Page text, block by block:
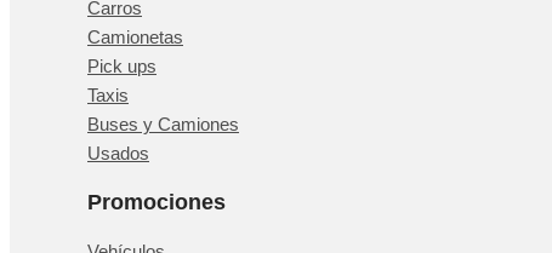
Carros
Camionetas
Pick ups
Taxis
Buses y Camiones
Usados
Promociones